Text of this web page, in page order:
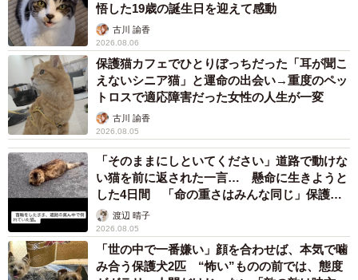
先住猫との悲しい別れ…訪れた不思議なご縁
悟した19歳の誕生日を迎えて感動
古川 諭香
2026.08.06
保護猫カフェでひとりぼっちだった「耳が聞こ
えないシニア猫」と運命の出会い→重度のペッ
トロスで適応障害だった女性の人生が一変
古川 諭香
2026.08.05
「そのままにしといてください」道路で動けな
い猫を前に返された一言… 懸命に生きようと
した4日間 「命の重さはみんな同じ」保護団
体代表の訴え
渡辺 晴子
2026.08.05
「世の中で一番嫌い」顔を合わせば、本気で噛
み合う保護犬2匹 “怖い”ものの前では、態度